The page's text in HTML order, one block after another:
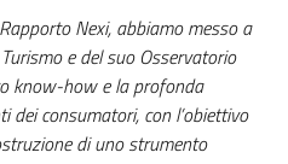
Nexi, abbiamo messo a
e del suo Osservatorio
know-how e la profonda
dei consumatori, con l’obiettivo
di uno strumento